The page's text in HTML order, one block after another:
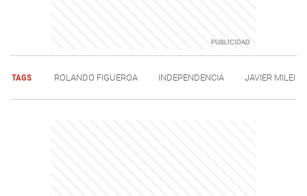
TAGS ROLANDO FIGUEROA INDEPENDENCIA JAVIER MILEI